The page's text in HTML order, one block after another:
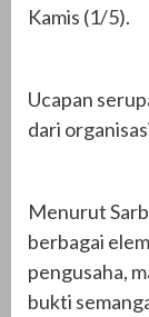
Kamis (1/5).
Ucapan
dari
Menurut
berbagai
pengusaha,
bukti